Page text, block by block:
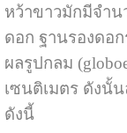
หว้าขาวมักมีจำ
ดอก ฐานรองดอ
ผลรูปกลม
เซนติเมตร ดังนั้
ดังนี้